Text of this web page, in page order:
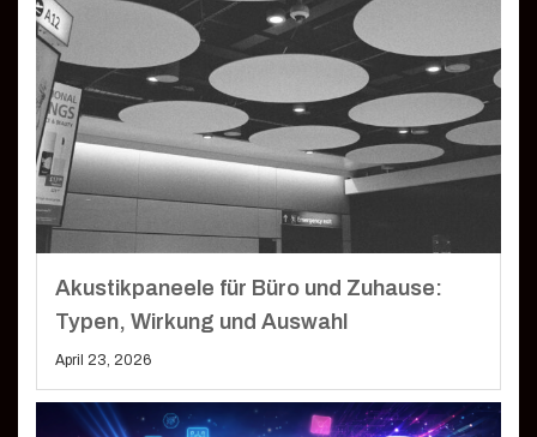
Akustikpaneele für Büro und Zuhause:
Typen, Wirkung und Auswahl
April 23, 2026